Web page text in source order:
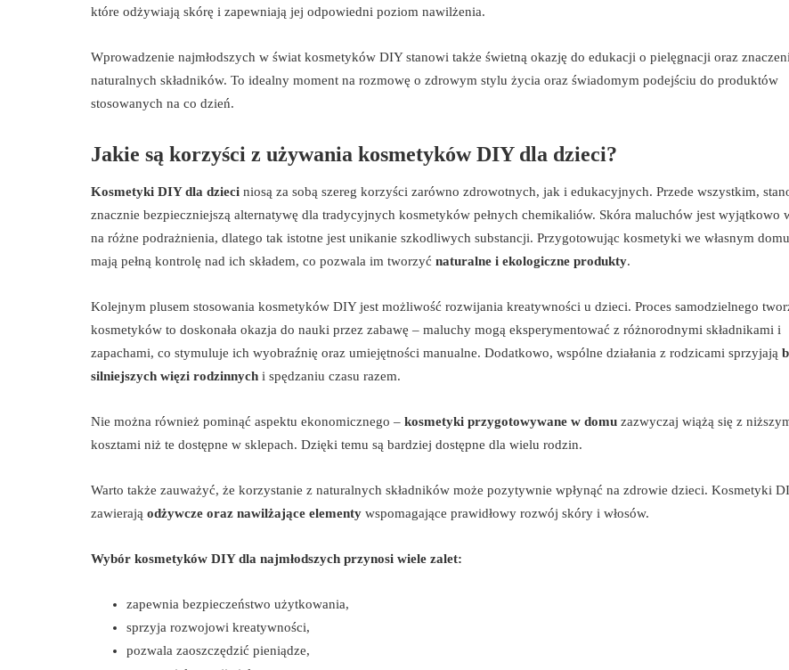
które odżywiają skórę i zapewniają jej odpowiedni poziom nawilżenia.
Wprowadzenie najmłodszych w świat kosmetyków DIY stanowi także świetną okazję do edukacji o pielęgnacji oraz
naturalnych składników. To idealny moment na rozmowę o zdrowym stylu życia oraz świadomym podejściu do produktów
stosowanych na co dzień.
Jakie są korzyści z używania kosmetyków DIY dla dzieci?
Kosmetyki DIY dla dzieci niosą za sobą szereg korzyści zarówno zdrowotnych, jak i edukacyjnych. Przede wszystkim,
znacznie bezpieczniejszą alternatywę dla tradycyjnych kosmetyków pełnych chemikaliów. Skóra maluchów jest wyjątkowo
na różne podrażnienia, dlatego tak istotne jest unikanie szkodliwych substancji. Przygotowując kosmetyki we własnym
mają pełną kontrolę nad ich składem, co pozwala im tworzyć naturalne i ekologiczne produkty.
Kolejnym plusem stosowania kosmetyków DIY jest możliwość rozwijania kreatywności u dzieci. Proces samodzielnego
kosmetyków to doskonała okazja do nauki przez zabawę – maluchy mogą eksperymentować z różnorodnymi składnikami i
zapachami, co stymuluje ich wyobraźnię oraz umiejętności manualne. Dodatkowo, wspólne działania z rodzicami sprzyjają
silniejszych więzi rodzinnych i spędzaniu czasu razem.
Nie można również pominąć aspektu ekonomicznego – kosmetyki przygotowywane w domu zazwyczaj wiążą się z
kosztami niż te dostępne w sklepach. Dzięki temu są bardziej dostępne dla wielu rodzin.
Warto także zauważyć, że korzystanie z naturalnych składników może pozytywnie wpłynąć na zdrowie dzieci. Kosmetyki
zawierają odżywcze oraz nawilżające elementy wspomagające prawidłowy rozwój skóry i włosów.
Wybór kosmetyków DIY dla najmłodszych przynosi wiele zalet:
zapewnia bezpieczeństwo użytkowania,
sprzyja rozwojowi kreatywności,
pozwala zaoszczędzić pieniądze,